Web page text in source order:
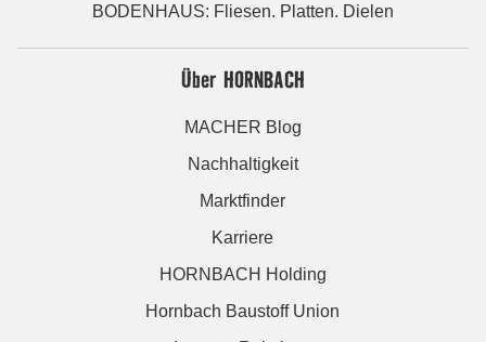
BODENHAUS: Fliesen. Platten. Dielen
Über HORNBACH
MACHER Blog
Nachhaltigkeit
Marktfinder
Karriere
HORNBACH Holding
Hornbach Baustoff Union